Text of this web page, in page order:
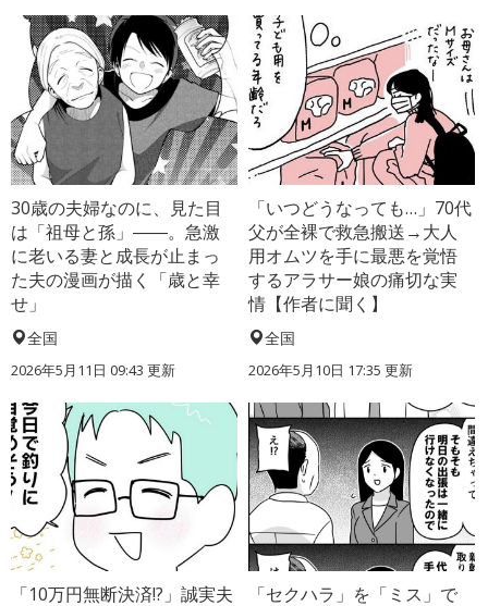
30歳の夫婦なのに、見た目
は「祖母と孫」――。急激
に老いる妻と成長が止まっ
た夫の漫画が描く「歳と幸
せ」
全国
2026年5月11日 09:43 更新
「いつどうなっても…」70代
父が全裸で救急搬送→大人
用オムツを手に最悪を覚悟
するアラサー娘の痛切な実
情【作者に聞く】
全国
2026年5月10日 17:35 更新
「10万円無断決済!?」誠実夫
「セクハラ」を「ミス」で